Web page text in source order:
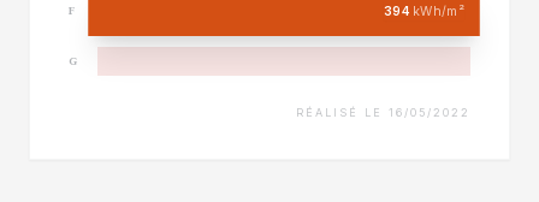
F 394 kWh/m²
G
RÉALISÉ LE 16/05/2022